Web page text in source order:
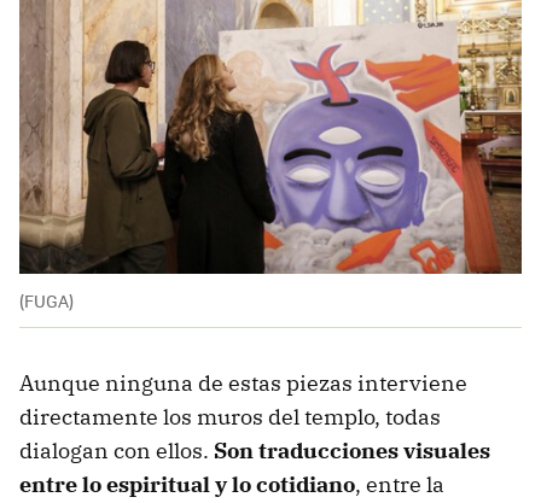
(FUGA)
Aunque ninguna de estas piezas interviene
directamente los muros del templo, todas
dialogan con ellos. Son traducciones visuales
entre lo espiritual y lo cotidiano, entre la